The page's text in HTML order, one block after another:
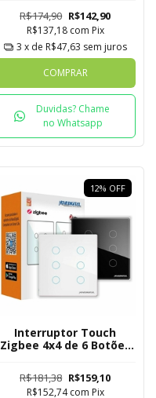
R$174,90 R$142,90
R$137,18 com Pix
3 x de R$47,63 sem juros
COMPRAR
Duvidas? Chame
no Whatsapp
12% OFF
Interruptor Touch
Zigbee 4x4 de 6 Botões
R$181,38 R$159,10
R$152,74com Pix